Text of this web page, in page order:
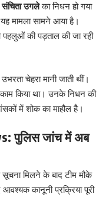
संचिता उगलेका निधन हो गया
मामला सामने आया है।
की पड़ताल की जा रही
चेहरा मानी जाती थीं।
काम किया था। उनके निधन की
में शोक का माहौल है।
पुलिस जांच में अब
सूचना मिलने के बाद टीम मौके
आवश्यक कानूनी प्रक्रिया पूरी